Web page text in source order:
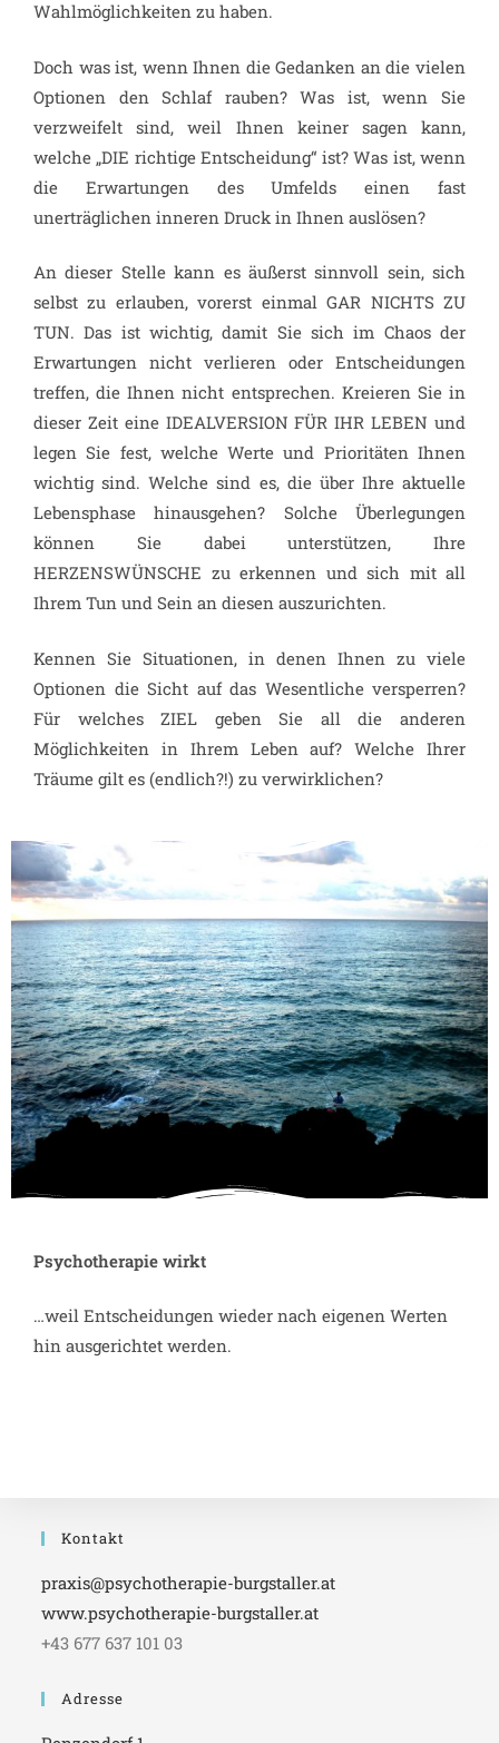
Wahlmöglichkeiten zu haben.
Doch was ist, wenn Ihnen die Gedanken an die vielen
Optionen den Schlaf rauben? Was ist, wenn Sie
verzweifelt sind, weil Ihnen keiner sagen kann,
welche „DIE richtige Entscheidung“ ist? Was ist, wenn
die Erwartungen des Umfelds einen fast
unerträglichen inneren Druck in Ihnen auslösen?
An dieser Stelle kann es äußerst sinnvoll sein, sich
selbst zu erlauben, vorerst einmal GAR NICHTS ZU
TUN. Das ist wichtig, damit Sie sich im Chaos der
Erwartungen nicht verlieren oder Entscheidungen
treffen, die Ihnen nicht entsprechen. Kreieren Sie in
dieser Zeit eine IDEALVERSION FÜR IHR LEBEN und
legen Sie fest, welche Werte und Prioritäten Ihnen
wichtig sind. Welche sind es, die über Ihre aktuelle
Lebensphase hinausgehen? Solche Überlegungen
können Sie dabei unterstützen, Ihre
HERZENSWÜNSCHE zu erkennen und sich mit all
Ihrem Tun und Sein an diesen auszurichten.
Kennen Sie Situationen, in denen Ihnen zu viele
Optionen die Sicht auf das Wesentliche versperren?
Für welches ZIEL geben Sie all die anderen
Möglichkeiten in Ihrem Leben auf? Welche Ihrer
Träume gilt es (endlich?!) zu verwirklichen?
Psychotherapie wirkt
…weil Entscheidungen wieder nach eigenen Werten
hin ausgerichtet werden.
Kontakt
praxis@psychotherapie-burgstaller.at
www.psychotherapie-burgstaller.at
+43 677 637 101 03
Adresse